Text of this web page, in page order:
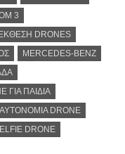
3
ΕΚΘΕΣΗ DRONES
MERCEDES-BENZ
ΓΙΑ ΠΑΙΔΙΑ
ΑΥΤΟΝΟΜΙΑ DRONE
DRONE